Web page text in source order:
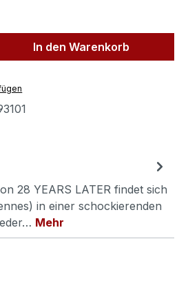
Gib den
In den Warenkorb
28 YEARS LATER findet sich
in einer schockierenden
Mehr